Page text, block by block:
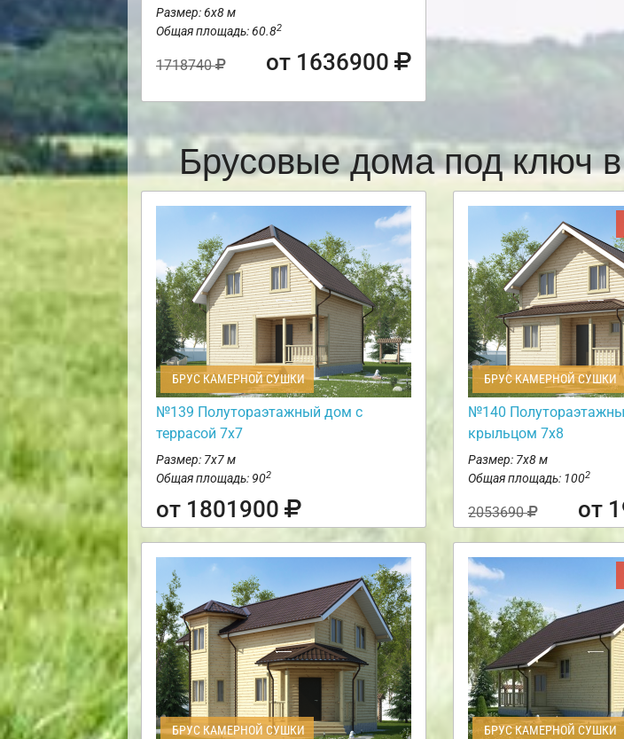
Размер: 6х8 м
Общая площадь: 60.82
1718740 от 1636900
Брусовые дома под ключ
БРУС КАМЕРНОЙ СУШКИ
№139 Полутораэтажный дом с
террасой 7х7
Размер: 7х7 м
Общая площадь: 902
от 1801900
БРУС КАМЕРНОЙ СУШКИ
№140
крыльцом 7х8
Размер: 7х8 м
Общая площадь: 1002
2053690 от
БРУС КАМЕРНОЙ СУШКИ БРУС КАМЕРНОЙ СУШКИ